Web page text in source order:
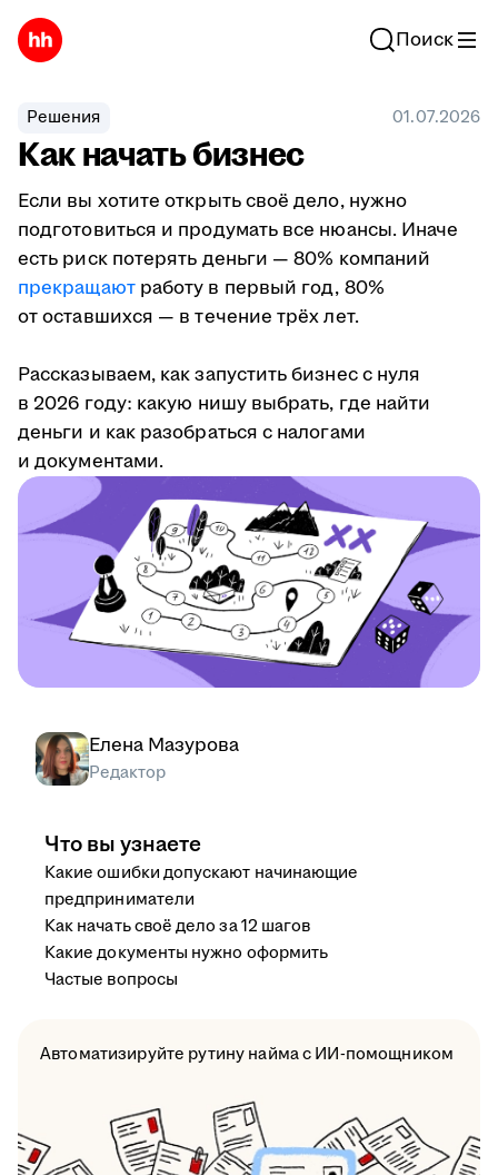
Поиск
Решения 01.07.2026
Как начать бизнес
Если вы хотите открыть своё дело, нужно
подготовиться и продумать все нюансы. Иначе
есть риск потерять деньги — 80% компаний
прекращаютработу в первый год, 80%
от оставшихся — в течение трёх лет.
Рассказываем, как запустить бизнес с нуля
в 2026 году: какую нишу выбрать, где найти
деньги и как разобраться с налогами
и документами.
Елена Мазурова
Редактор
Что вы узнаете
Какие ошибки допускают начинающие
предприниматели
Как начать своё дело за 12 шагов
Какие документы нужно оформить
Частые вопросы
Автоматизируйте рутину найма с ИИ-помощником